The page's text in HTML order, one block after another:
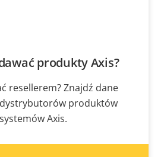
produkty Axis?
resellerem? Znajdź dane
produktów
Axis.